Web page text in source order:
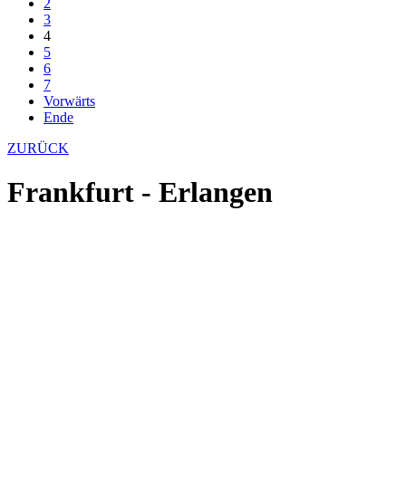
3
4
5
6
7
Vorwärts
Ende
ZURÜCK
Frankfurt - Erlangen